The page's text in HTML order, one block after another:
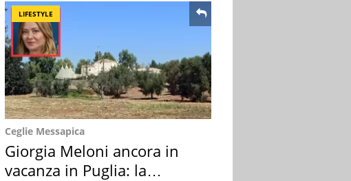
LIFESTYLE
Ceglie Messapica
Giorgia Meloni ancora in
vacanza in Puglia: la